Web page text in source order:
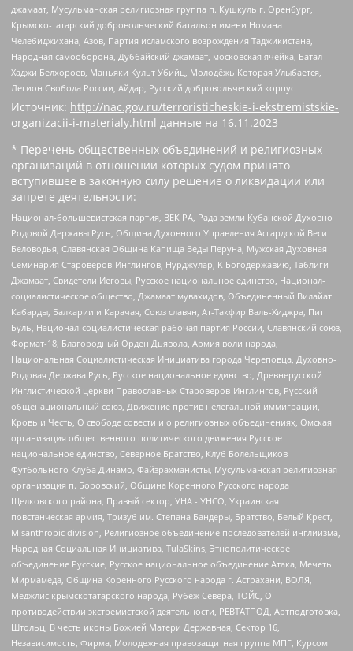
джамаат, Мусульманская религиозная группа п. Кушкуль г. Оренбург,
Крымско-татарский добровольческий батальон имени Номана
Челебиджихана, Азов, Партия исламского возрождения Таджикистана,
Народная самооборона, Дуббайский джамаат, московская ячейка, Батал-
Хаджи Белхороев, Маньяки Культ Убийц, Молодёжь Которая Улыбается,
Легион Свобода России, Айдар, Русский добровольческий корпус
Источник: http://nac.gov.ru/terroristicheskie-i-ekstremistskie-
organizacii-i-materialy.html данные на 16.11.2023
* Перечень общественных объединений и религиозных
организаций в отношении которых судом принято
вступившее в законную силу решение о ликвидации или
запрете деятельности:
Национал-большевистская партия, ВЕК РА, Рада земли Кубанской Духовно
Родовой Державы Русь, Община Духовного Управления Асгардской Веси
Беловодья, Славянская Община Капища Веды Перуна, Мужская Духовная
Семинария Староверов-Инглингов, Нурджулар, К Богодержавию, Таблиги
Джамаат, Свидетели Иеговы, Русское национальное единство, Национал-
социалистическое общество, Джамаат мувахидов, Объединенный Вилайат
Кабарды, Балкарии и Карачая, Союз славян, Ат-Такфир Валь-Хиджра, Пит
Буль, Национал-социалистическая рабочая партия России, Славянский союз,
Формат-18, Благородный Орден Дьявола, Армия воли народа,
Национальная Социалистическая Инициатива города Череповца, Духовно-
Родовая Держава Русь, Русское национальное единство, Древнерусской
Инглистической церкви Православных Староверов-Инглингов, Русский
общенациональный союз, Движение против нелегальной иммиграции,
Кровь и Честь, О свободе совести и о религиозных объединениях, Омская
организация общественного политического движения Русское
национальное единство, Северное Братство, Клуб Болельщиков
Футбольного Клуба Динамо, Файзрахманисты, Мусульманская религиозная
организация п. Боровский, Община Коренного Русского народа
Щелковского района, Правый сектор, УНА - УНСО, Украинская
повстанческая армия, Тризуб им. Степана Бандеры, Братство, Белый Крест,
Misanthropic division, Религиозное объединение последователей инглиизма,
Народная Социальная Инициатива, TulaSkins, Этнополитическое
объединение Русские, Русское национальное объединение Атака, Мечеть
Мирмамеда, Община Коренного Русского народа г. Астрахани, ВОЛЯ,
Меджлис крымскотатарского народа, Рубеж Севера, ТОЙС, О
противодействии экстремистской деятельности, РЕВТАТПОД, Артподготовка,
Штольц, В честь иконы Божией Матери Державная, Сектор 16,
Независимость, Фирма, Молодежная правозащитная группа МПГ, Курсом